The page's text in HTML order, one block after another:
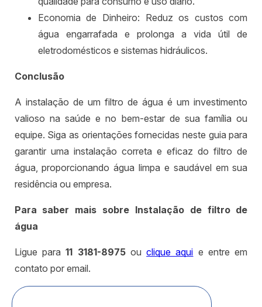
Economia de Dinheiro: Reduz os custos com
água engarrafada e prolonga a vida útil de
eletrodomésticos e sistemas hidráulicos.
Conclusão
A instalação de um filtro de água é um investimento
valioso na saúde e no bem-estar de sua família ou
equipe. Siga as orientações fornecidas neste guia para
garantir uma instalação correta e eficaz do filtro de
água, proporcionando água limpa e saudável em sua
residência ou empresa.
Para saber mais sobre Instalação de filtro de
água
Ligue para11 3181-8975ouclique aqui e entre em
contato por email.